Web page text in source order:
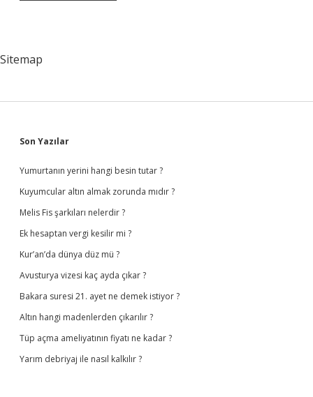
Sitemap
Sidebar
Son Yazılar
Yumurtanın yerini hangi besin tutar ?
Kuyumcular altın almak zorunda mıdır ?
Melis Fis şarkıları nelerdir ?
Ek hesaptan vergi kesilir mi ?
Kur’an’da dünya düz mü ?
Avusturya vizesi kaç ayda çıkar ?
Bakara suresi 21. ayet ne demek istiyor ?
Altın hangi madenlerden çıkarılır ?
Tüp açma ameliyatının fiyatı ne kadar ?
Yarım debriyaj ile nasıl kalkılır ?